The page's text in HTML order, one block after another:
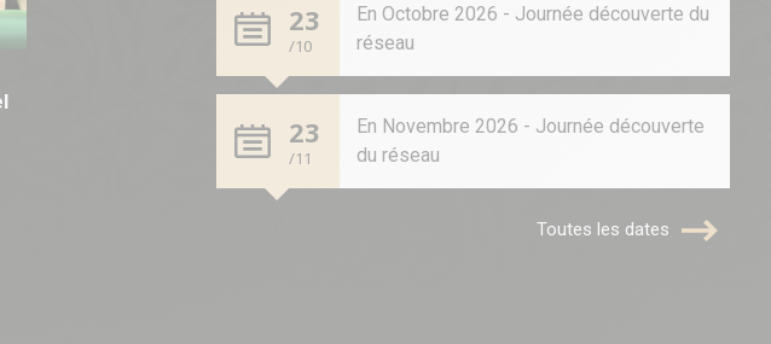
23
/10
En Octobre 2026 - Journée découverte du
réseau
23
/11
En Novembre 2026 - Journée découverte
du réseau
Toutes les dates